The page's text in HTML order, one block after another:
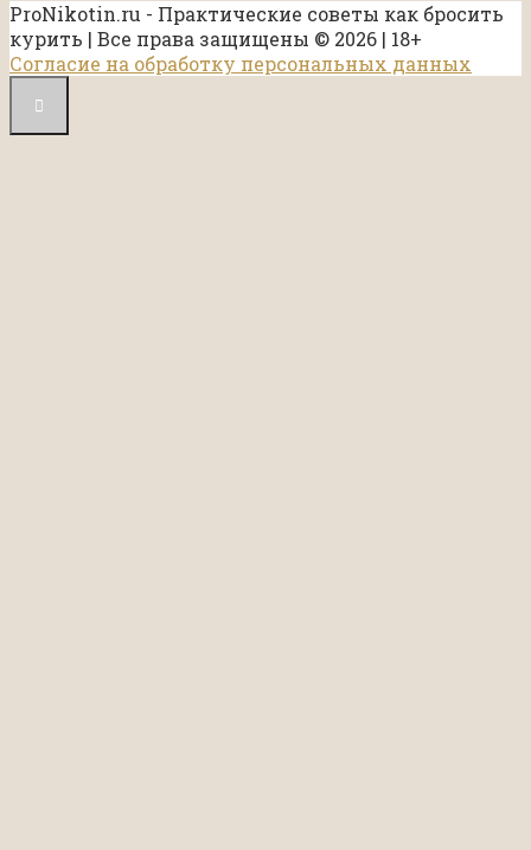
ProNikotin.ru - Практические советы как бросить
курить | Все права защищены © 2026 | 18+
Согласие на обработку персональных данных